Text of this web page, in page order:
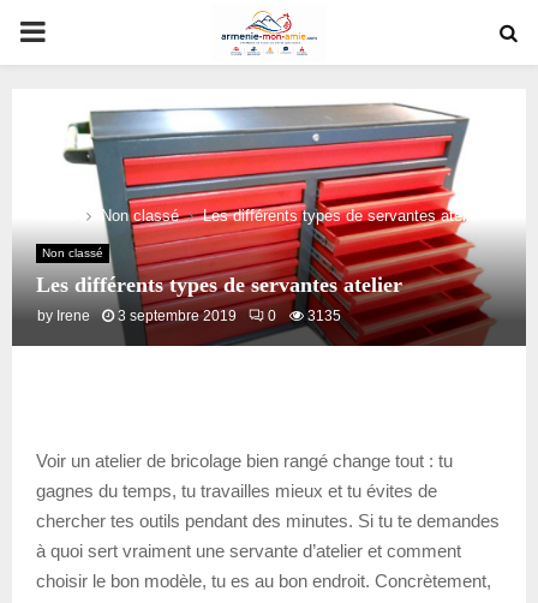
PRIMARY
Non classé Les différents types de servantes atelier
Non classé
Les différents types de servantes atelier
by Irene 3 septembre 2019 0 3135
Voir un atelier de bricolage bien rangé change tout : tu
gagnes du temps, tu travailles mieux et tu évites de
chercher tes outils pendant des minutes. Si tu te demandes
à quoi sert vraiment une servante d’atelier et comment
choisir le bon modèle, tu es au bon endroit. Concrètement,